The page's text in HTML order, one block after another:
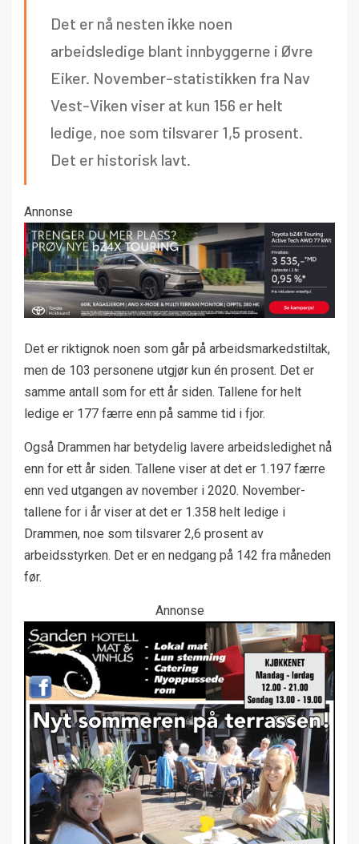
Det er nå nesten ikke noen
arbeidsledige blant innbyggerne i Øvre
Eiker. November-statistikken fra Nav
Vest-Viken viser at kun 156 er helt
ledige, noe som tilsvarer 1,5 prosent.
Det er historisk lavt.
Annonse
Det er riktignok noen som går på arbeidsmarkedstiltak,
men de 103 personene utgjør kun én prosent. Det er
samme antall som for ett år siden. Tallene for helt
ledige er 177 færre enn på samme tid i fjor.
Også Drammen har betydelig lavere arbeidsledighet nå
enn for ett år siden. Tallene viser at det er 1.197 færre
enn ved utgangen av november i 2020. November-
tallene for i år viser at det er 1.358 helt ledige i
Drammen, noe som tilsvarer 2,6 prosent av
arbeidsstyrken. Det er en nedgang på 142 fra måneden
før.
Annonse